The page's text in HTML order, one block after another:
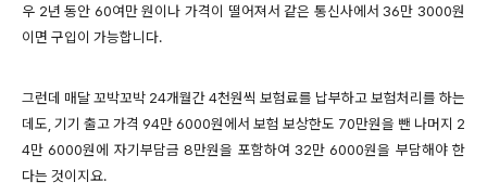
우 2년 동안 60여만 원이나 가격이 떨어져서 같은 통신사에서 36만 3000원
이면 구입이 가능합니다.
그런데 매달 꼬박꼬박 24개월간 4천원씩 보험료를 납부하고 보험처리를 하는
데도, 기기 출고 가격 94만 6000원에서 보험 보상한도 70만원을 뺀 나머지 2
4만 6000원에 자기부담금 8만원을 포함하여 32만 6000원을 부담해야 한
다는 것이지요.